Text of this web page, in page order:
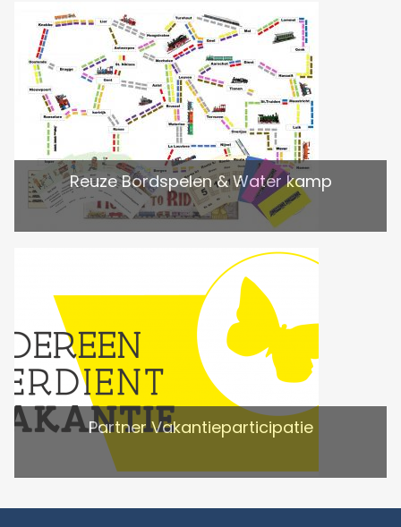
Reuze Bordspelen & Water kamp
Partner Vakantieparticipatie